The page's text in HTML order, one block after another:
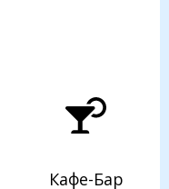
Кафе-Бар